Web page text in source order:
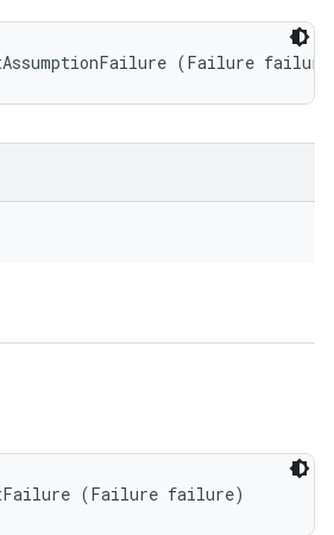
(Failure
(Failure failure)